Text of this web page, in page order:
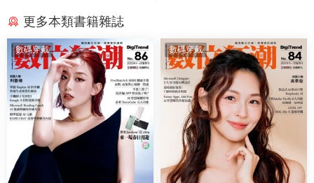
更多本類書籍雜誌
數碼穿戴 數碼穿戴